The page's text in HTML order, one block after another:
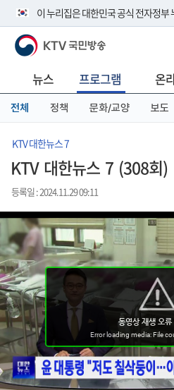
이 누리집은 대한민국 공식 전자정부
공식 누리집 주소 확인하기
니다.
이밖에 or.kr 또는 .kr등 다른 도메인
서 도메인 주소를 확인해 보세요
KTV 국민방송
뉴스 프로그램 온
전체 정책 문화/교양 보도
KTV 대한뉴스 7
KTV 대한뉴스 7 (308회)
등록일 : 2024.11.29 09:11